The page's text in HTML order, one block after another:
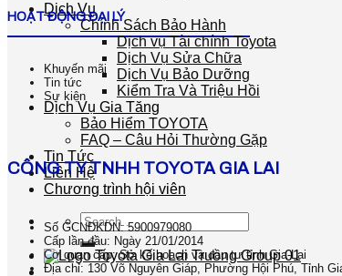
Dịch Vụ
Chính Sách Bảo Hành
Dịch vụ Tài chính Toyota
Dịch Vụ Sửa Chữa
Dịch Vụ Bảo Dưỡng
Kiểm Tra Và Triệu Hồi
Dịch Vụ Gia Tăng
Bảo Hiểm TOYOTA
FAQ – Câu Hỏi Thường Gặp
Tin Tức
Liên Hệ
Chương trình hội viên
Search
for:
HOẠT ĐỘNG ĐẠI LÝ
Khuyến mãi
Tin tức
Sự kiện
CÔNG TY TNHH TOYOTA GIA LAI
Số GCNĐKDN: 5900979080
Cấp lần đầu: Ngày 21/01/2014
Cơ quan cấp: Sở kế hoạch và đầu tư tỉnh Gia-Lai
Địa chỉ: 130 Võ Nguyên Giáp, Phường Hội Phú, Tỉnh